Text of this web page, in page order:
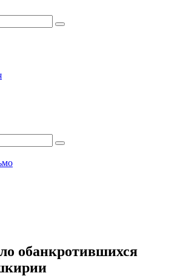
обанкротившихся